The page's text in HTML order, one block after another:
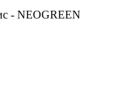
- NEOGREEN